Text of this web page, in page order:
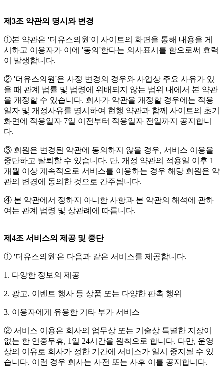
제3조 약관의 명시와 변경
①본 약관은 '더유스의원'이 사이트의 화면을 통해 내용을 게
시하고 이용자가 이에 '동의'한다는 의사표시를 함으로써 효력
이 발생합니다.
② '더유스의원'은 사정 변경의 경우와 사업상 주요 사유가 있
을 때 관계 법률 및 법령에 위배되지 않는 범위 내에서 본 약관
을 개정할 수 있습니다. 회사가 약관을 개정할 경우에는 적용
일자 및 개정사유를 명시하여 현행 약관과 함께 사이트의 초기
화면에 적용일자 7일 이전부터 적용일자 전일까지 공지합니
다.
③ 회원은 변경된 약관에 동의하지 않을 경우, 서비스 이용을
중단하고 탈퇴할 수 있습니다. 단, 개정 약관의 적용일 이후 1
개월 이상 계속적으로 서비스를 이용하는 경우 해당 회원은 약
관의 변경에 동의한 것으로 간주됩니다.
④ 본 약관에서 정하지 아니한 사항과 본 약관의 해석에 관하
여는 관계 법령 및 상관례에 따릅니다.
제4조 서비스의 제공 및 중단
① '더유스의원'은 다음과 같은 서비스를 제공합니다.
1. 다양한 정보의 제공
2. 광고, 이벤트 행사 등 상품 또는 다양한 판촉 행위
3. 이용자에게 유용한 기타 부가 서비스
② 서비스 이용은 회사의 업무상 또는 기술상 특별한 지장이
없는 한 연중무휴, 1일 24시간을 원칙으로 합니다. 다만, 운영
상의 이유로 회사가 정한 기간에 서비스가 일시 중지될 수 있
습니다. 이런 경우 회사는 사전 또는 사후 이를 공지합니다.